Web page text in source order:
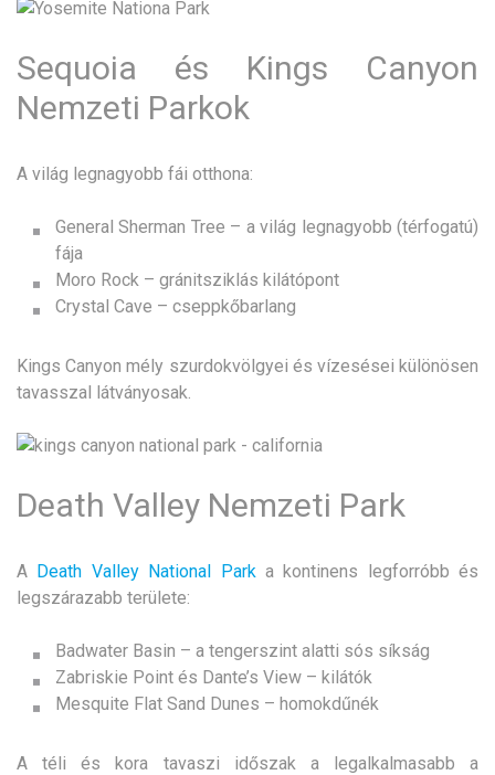
Sequoia és Kings Canyon
Nemzeti Parkok
A világ legnagyobb fái otthona:
General Sherman Tree – a világ legnagyobb (térfogatú)
fája
Moro Rock – gránitsziklás kilátópont
Crystal Cave – cseppkőbarlang
Kings Canyon mély szurdokvölgyei és vízesései különösen
tavasszal látványosak.
Death Valley Nemzeti Park
A Death Valley National Park a kontinens legforróbb és
legszárazabb területe:
Badwater Basin – a tengerszint alatti sós síkság
Zabriskie Point és Dante’s View – kilátók
Mesquite Flat Sand Dunes – homokdűnék
A téli és kora tavaszi időszak a legalkalmasabb a